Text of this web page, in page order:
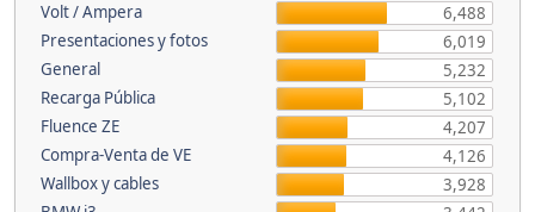
Volt / Ampera
6,488
Presentaciones y fotos
6,019
General
5,232
Recarga Pública
5,102
Fluence ZE
4,207
Compra-Venta de VE
4,126
Wallbox y cables
3,928